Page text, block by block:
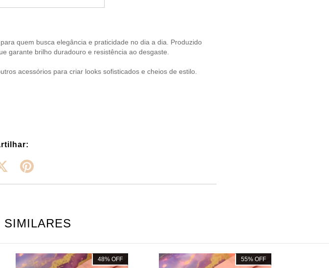
quem busca elegância e praticidade no dia a dia. Produzido
garante brilho duradouro e resistência ao desgaste.
acessórios para criar looks sofisticados e cheios de estilo.
SIMILARES
48%OFF 55% OFF